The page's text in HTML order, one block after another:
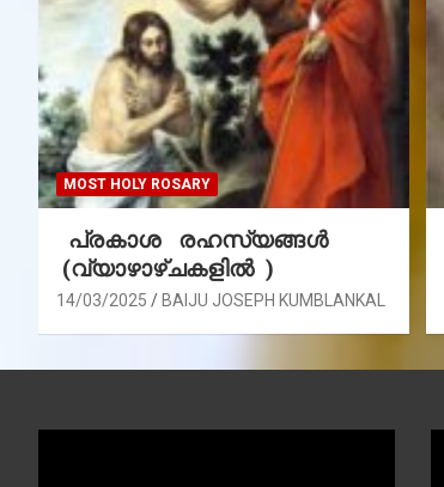
MOST HOLY ROSARY
പ്രകാശ രഹസ്യങ്ങൾ
(വ്യാഴാഴ്ചകളിൽ )
14/03/2025 BAIJU JOSEPH KUMBLANKAL